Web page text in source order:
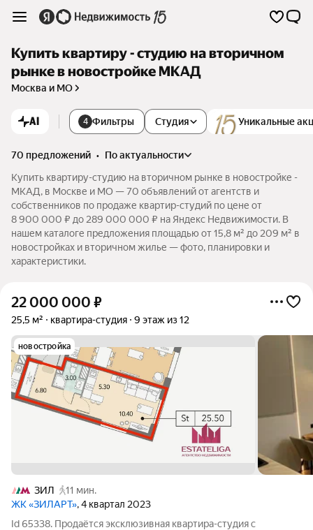
Купить квартиру - студию на вторичном
рынке в новостройке МКАД
Москва и МО
AI 4 Фильтры Уникальные
Студия
70 предложений •
по актуальности
Купить квартиру-студию на вторичном рынке в новостройке -
МКАД, в Москве и МО — 70 объявлений от агентств и
собственников по продаже квартир-студий по цене от
8 900 000 ₽ до 289 000 000 ₽ на Яндекс Недвижимости. В
нашем каталоге предложения площадью от 15,8 м² до 209 м² в
новостройках и вторичном жилье — фото, планировки и
характеристики.
22 000 000 ₽
25,5 м² квартира-студия 9 этаж из 12
новостройка
ЗИЛ
11 мин.
ЖК «ЗИЛАРТ», 4 квартал 2023
Id 65338. Продаётся эксклюзивная квартира-студия с